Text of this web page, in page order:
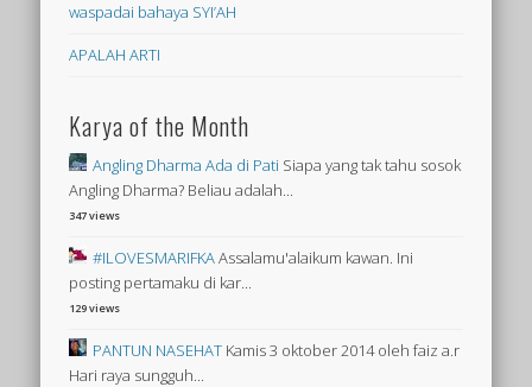
waspadai bahaya SYI’AH
APALAH ARTI
Karya of the Month
Angling Dharma Ada di Pati Siapa yang tak tahu sosok
Angling Dharma? Beliau adalah...
347 views
#ILOVESMARIFKAAssalamu'alaikum kawan. Ini
posting pertamaku di kar...
129 views
PANTUN NASEHAT Kamis 3 oktober 2014 oleh faiz a.r
Hari raya sungguh...